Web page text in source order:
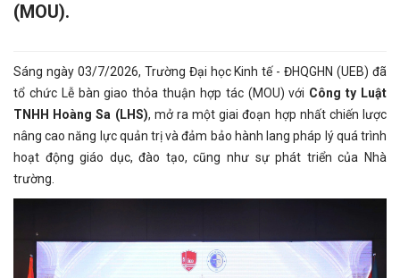
(MOU).
Sáng ngày 03/7/2026, Trường Đại học Kinh tế - ĐHQGHN (UEB) đã
tổ chức Lễ bàn giao thỏa thuận hợp tác (MOU) với Công ty Luật
TNHH Hoàng Sa (LHS), mở ra một giai đoạn hợp nhất chiến lược
nâng cao năng lực quản trị và đảm bảo hành lang pháp lý quá trình
hoạt động giáo dục, đào tạo, cũng như sự phát triển của Nhà
trường.